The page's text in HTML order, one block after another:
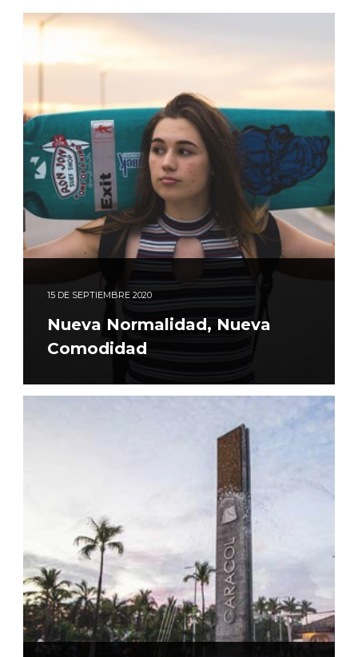
15 DE SEPTIEMBRE 2020
Nueva Normalidad, Nueva
Comodidad